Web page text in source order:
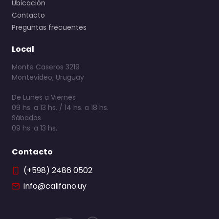
Ubicación
Contacto
Preguntas frecuentes
Local
Monte Caseros 3219
Montevideo, Uruguay
De Lunes a Viernes
09 hs. a 13 hs. / 14 hs. a 18 hs.
Sábados
09 hs. a 13 hs.
Contacto
(+598) 2486 0502
info@califano.uy